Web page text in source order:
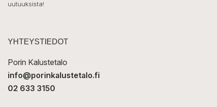
k
t
uutuuksista!
YHTEYSTIEDOT
Porin Kalustetalo
info@porinkalustetalo.fi
02 633 3150